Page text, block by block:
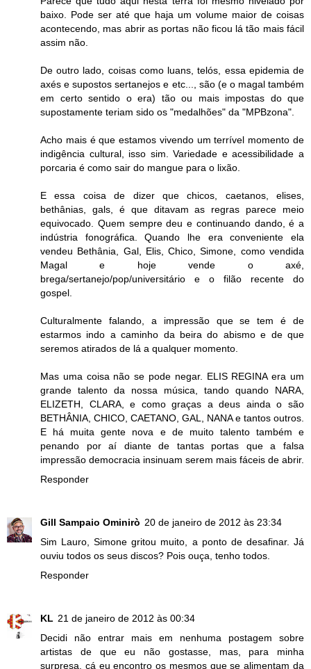
baixo. Pode ser até que haja um volume maior de coisas
acontecendo, mas abrir as portas não ficou lá tão mais fácil
assim não.
De outro lado, coisas como luans, telós, essa epidemia de
axés e supostos sertanejos e etc..., são (e o magal também
em certo sentido o era) tão ou mais impostas do que
supostamente teriam sido os "medalhões" da "MPBzona".
Acho mais é que estamos vivendo um terrível momento de
indigência cultural, isso sim. Variedade e acessibilidade a
porcaria é como sair do mangue para o lixão.
E essa coisa de dizer que chicos, caetanos, elises,
bethânias, gals, é que ditavam as regras parece meio
equivocado. Quem sempre deu e continuando dando, é a
indústria fonográfica. Quando lhe era conveniente ela
vendeu Bethânia, Gal, Elis, Chico, Simone, como vendida
Magal e hoje vende o axé,
brega/sertanejo/pop/universitário e o filão recente do
gospel.
Culturalmente falando, a impressão que se tem é de
estarmos indo a caminho da beira do abismo e de que
seremos atirados de lá a qualquer momento.
Mas uma coisa não se pode negar. ELIS REGINA era um
grande talento da nossa música, tando quando NARA,
ELIZETH, CLARA, e como graças a deus ainda o são
BETHÂNIA, CHICO, CAETANO, GAL, NANA e tantos outros.
E há muita gente nova e de muito talento também e
penando por aí diante de tantas portas que a falsa
impressão democracia insinuam serem mais fáceis de abrir.
Responder
Gill Sampaio Ominirò 20 de janeiro de 2012 às 23:34
Sim Lauro, Simone gritou muito, a ponto de desafinar. Já
ouviu todos os seus discos? Pois ouça, tenho todos.
Responder
KL 21 de janeiro de 2012 às 00:34
Decidi não entrar mais em nenhuma postagem sobre
artistas de que eu não gostasse, mas, para minha
surpresa, cá eu encontro os mesmos que se alimentam da